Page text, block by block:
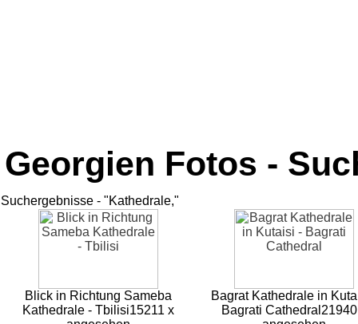
Georgien Fotos -
Suchergebnisse - "Kathedrale,"
Blick in Richtung Sameba
Kathedrale - Tbilisi15211 x
Bagrat Kathedrale in
Bagrati Cathedral